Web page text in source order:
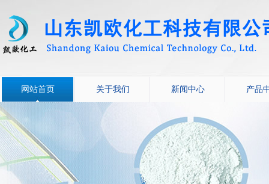
网站首页 关于我们 新闻中心 产品